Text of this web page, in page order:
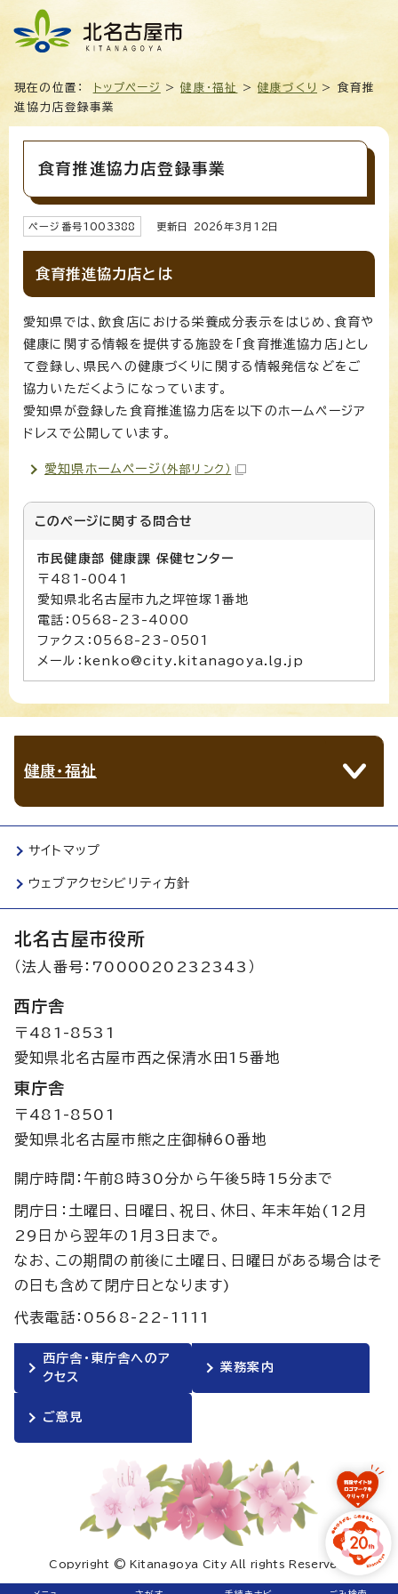
現在の位置： トップページ >健康・福祉 >健康づくり
> 食育推
進協力店登録事業
食育推進協力店登録事業
ページ番号1003388 更新日 2026年3月 12 日
食育推進協力店とは
愛知県では、飲食店における栄養成分表示をはじめ、食育や
健康に関する情報を提供する施設を「食育推進協力店」とし
て登録し、県民への健康づくりに関する情報発信などをご
協力いただくようになっています。
愛知県が登録した食育推進協力店を以下のホームページア
ドレスで公開しています。
愛知県ホームページ （外部リンク）
このページに関する 問合せ
市民健康部 健康課 保健センター
〒481-0041
愛知県北名古屋市九之坪笹塚1番地
電話：0568-23-4000
ファクス：0568-23-0501
メール：kenko@city.kitanagoya.lg.jp
健康・福祉
サイトマップ
ウェブアクセシビリティ方針
北名古屋市役所
（法人番号：7000020232343）
西庁舎
〒481-8531
愛知県北名古屋市西之保清水田15番地
東庁舎
〒481-8501
愛知県北名古屋市熊之庄御榊60番地
開庁時間：午前8時30分から午後5時15分まで
閉庁日：土曜日、日曜日、祝日、休日、年末年始(12月
29日から翌年の1月3日まで。
なお、この期間の前後に土曜日、日曜日がある場合はそ
の日も含めて閉庁日となります)
代表電話：0568-22-1111
西庁舎・東庁舎へのア
クセス
業務案内
ご意見
Copyright © Kitanagoya City All rights Reserved.